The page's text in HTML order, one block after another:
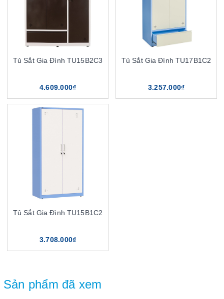
Tủ Sắt Gia Đình TU15B2C3
4.609.000₫
Tủ Sắt Gia Đình TU17B1C2
3.257.000₫
Tủ Sắt Gia Đình TU15B1C2
3.708.000₫
Sản phẩm đã xem